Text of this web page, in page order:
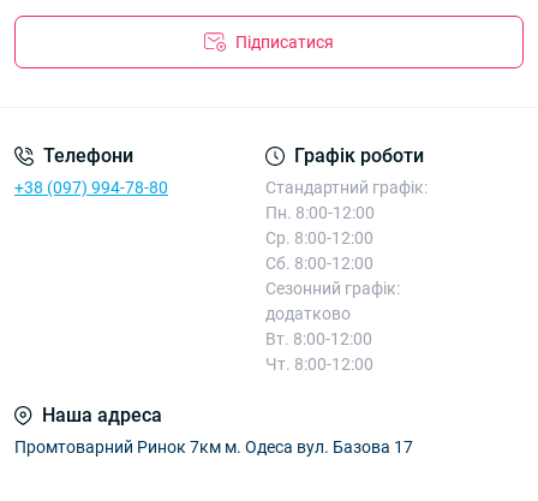
Підписатися
Телефони
+38 (097) 994-78-80
Графік роботи
Стандартний графік:
Пн. 8:00-12:00
Ср. 8:00-12:00
Сб. 8:00-12:00
Сезонний графік:
додатково
Вт. 8:00-12:00
Чт. 8:00-12:00
Наша адреса
Промтоварний Ринок 7км м. Одеса вул. Базова 17